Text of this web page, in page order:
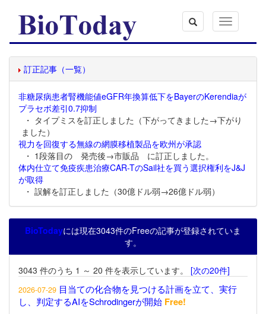
Toggle
navigation
訂正記事（一覧）
非糖尿病患者腎機能値eGFR年換算低下をBayerのKerendiaが
プラセボ差引0.7抑制
・ タイプミスを訂正しました（下がってきました→下がり
ました）
視力を回復する無線の網膜移植製品を欧州が承認
・ 1段落目の 発売後→市販品 に訂正しました。
体内仕立て免疫疾患治療CAR-TのSail社を買う選択権利をJ&J
が取得
・ 誤解を訂正しました（30億ドル弱→26億ドル弱）
BioTodayには現在3043件のFreeの記事が登録されていま
す。
3043 件のうち 1 ～ 20 件を表示しています。 [次の20件]
2026-07-29 目当ての化合物を見つける計画を立て、実行
し、判定するAIをSchrodingerが開始 Free!